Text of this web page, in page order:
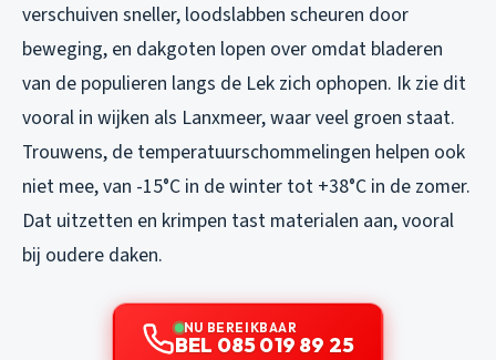
verschuiven sneller, loodslabben scheuren door
beweging, en dakgoten lopen over omdat bladeren
van de populieren langs de Lek zich ophopen. Ik zie dit
vooral in wijken als Lanxmeer, waar veel groen staat.
Trouwens, de temperatuurschommelingen helpen ook
niet mee, van -15°C in de winter tot +38°C in de zomer.
Dat uitzetten en krimpen tast materialen aan, vooral
bij oudere daken.
NU BEREIKBAAR
BEL 085 019 89 25